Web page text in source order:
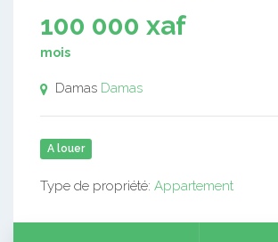
100 000 xaf
mois
Damas Damas
A louer
Type de propriété: Appartement